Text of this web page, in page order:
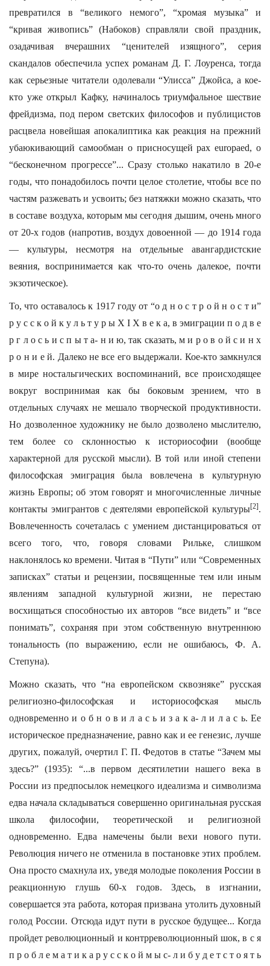
превратился в “великого немого”, “хромая музыка” и
“кривая живопись” (Набоков) справляли свой праздник,
озадачивая вчерашних “ценителей изящного”, серия
скандалов обеспечила успех романам Д. Г. Лоуренса, тогда
как серьезные читатели одолевали “Улисса” Джойса, а кое-
кто уже открыл Кафку, начиналось триумфальное шествие
фрейдизма, под пером светских философов и публицистов
расцвела новейшая апокалиптика как реакция на прежний
убаюкивающий самообман о присносущей pax europaed, о
“бесконечном прогрессе”... Сразу столько накатило в 20-е
годы, что понадобилось почти целое столетие, чтобы все по
частям разжевать и усвоить; без натяжки можно сказать, что
в составе воздуха, которым мы сегодня дышим, очень много
от 20-х годов (напротив, воздух довоенной — до 1914 года
— культуры, несмотря на отдельные авангардистские
веяния, воспринимается как что-то очень далекое, почти
экзотическое).
То, что оставалось к 1917 году от “о д н о с т р о й н о с т и”
р у с с к о й к у л ь т у р ы X I X в е к а, в эмиграции п о д в е
р г л о с ь и с п ы т а- н и ю, так сказать, м и р о в о й с и н х
р о н и е й. Далеко не все его выдержали. Кое-кто замкнулся
в мире ностальгических воспоминаний, все происходящее
вокруг воспринимая как бы боковым зрением, что в
отдельных случаях не мешало творческой продуктивности.
Но дозволенное художнику не было дозволено мыслителю,
тем более со склонностью к историософии (вообще
характерной для русской мысли). В той или иной степени
философская эмиграция была вовлечена в культурную
жизнь Европы; об этом говорят и многочисленные личные
контакты эмигрантов с деятелями европейской культуры[2].
Вовлеченность сочеталась с умением дистанцироваться от
всего того, что, говоря словами Рильке, слишком
наклонялось ко времени. Читая в “Пути” или “Современных
записках” статьи и рецензии, посвященные тем или иным
явлениям западной культурной жизни, не перестаю
восхищаться способностью их авторов “все видеть” и “все
понимать”, сохраняя при этом собственную внутреннюю
тональность (по выражению, если не ошибаюсь, Ф. А.
Степуна).
Можно сказать, что “на европейском сквозняке” русская
религиозно-философская и историософская мысль
одновременно и о б н о в и л а с ь и з а к а- л и л а с ь. Ее
историческое предназначение, равно как и ее генезис, лучше
других, пожалуй, очертил Г. П. Федотов в статье “Зачем мы
здесь?” (1935): “...в первом десятилетии нашего века в
России из предпосылок немецкого идеализма и символизма
едва начала складываться совершенно оригинальная русская
школа философии, теоретической и религиозной
одновременно. Едва намечены были вехи нового пути.
Революция ничего не отменила в постановке этих проблем.
Она просто смахнула их, уведя молодые поколения России в
реакционную глушь 60-х годов. Здесь, в изгнании,
совершается эта работа, которая призвана утолить духовный
голод России. Отсюда идут пути в русское будущее... Когда
пройдет революционный и контрреволюционный шок, в с я
п р о б л е м а т и к а р у с с к о й м ы с- л и б у д е т с т о я т ь